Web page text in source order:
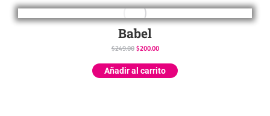
Babel
$249.00 $200.00
Añadir al carrito